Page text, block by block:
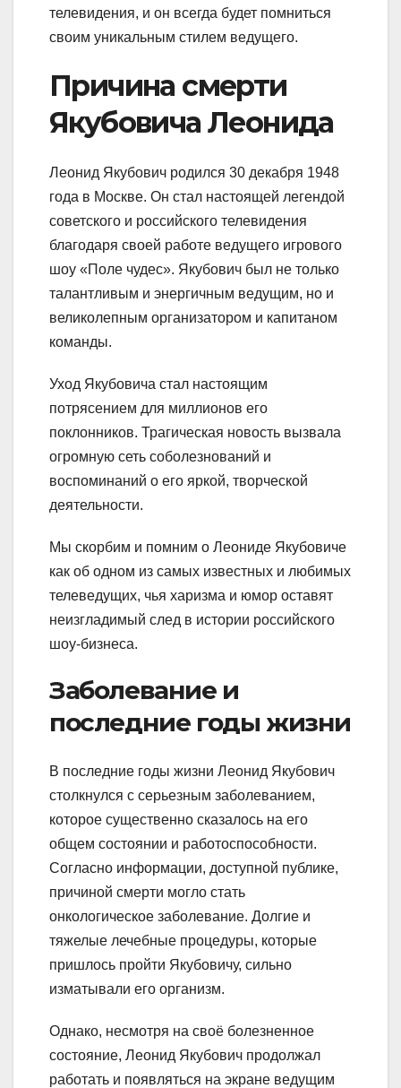
телевидения, и он всегда будет помниться
своим уникальным стилем ведущего.
Причина смерти
Якубовича Леонида
Леонид Якубович родился 30 декабря 1948
года в Москве. Он стал настоящей легендой
советского и российского телевидения
благодаря своей работе ведущего игрового
шоу «Поле чудес». Якубович был не только
талантливым и энергичным ведущим, но и
великолепным организатором и капитаном
команды.
Уход Якубовича стал настоящим
потрясением для миллионов его
поклонников. Трагическая новость вызвала
огромную сеть соболезнований и
воспоминаний о его яркой, творческой
деятельности.
Мы скорбим и помним о Леониде Якубовиче
как об одном из самых известных и любимых
телеведущих, чья харизма и юмор оставят
неизгладимый след в истории российского
шоу-бизнеса.
Заболевание и
последние годы жизни
В последние годы жизни Леонид Якубович
столкнулся с серьезным заболеванием,
которое существенно сказалось на его
общем состоянии и работоспособности.
Согласно информации, доступной публике,
причиной смерти могло стать
онкологическое заболевание. Долгие и
тяжелые лечебные процедуры, которые
пришлось пройти Якубовичу, сильно
изматывали его организм.
Однако, несмотря на своё болезненное
состояние, Леонид Якубович продолжал
работать и появляться на экране ведущим